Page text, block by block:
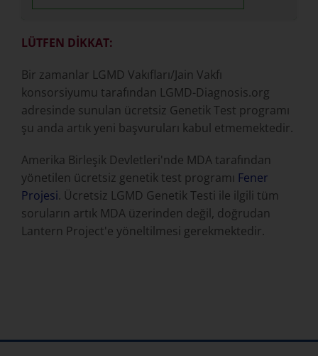
LÜTFEN DİKKAT:
Bir zamanlar LGMD Vakıfları/Jain Vakfı
konsorsiyumu tarafından LGMD-Diagnosis.org
adresinde sunulan ücretsiz Genetik Test programı
şu anda artık yeni başvuruları kabul etmemektedir.
Amerika Birleşik Devletleri'nde MDA tarafından
yönetilen ücretsiz genetik test programı Fener
Projesi. Ücretsiz LGMD Genetik Testi ile ilgili tüm
soruların artık MDA üzerinden değil, doğrudan
Lantern Project'e yöneltilmesi gerekmektedir.